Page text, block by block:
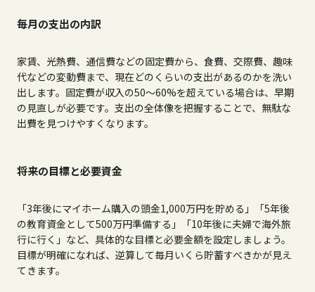
毎月の支出の内訳
家賃、光熱費、通信費などの固定費から、食費、交際費、趣味
代などの変動費まで、現在どのくらいの支出があるのかを洗い
出します。固定費が収入の50〜60%を超えている場合は、早期
の見直しが必要です。支出の全体像を把握することで、無駄な
出費を見つけやすくなります。
将来の目標と必要資金
「3年後にマイホーム購入の頭金1,000万円を貯める」「5年後
の教育資金として500万円準備する」「10年後に夫婦で海外旅
行に行く」など、具体的な目標と必要金額を設定しましょう。
目標が明確になれば、逆算して毎月いくら貯蓄すべきかが見え
てきます。